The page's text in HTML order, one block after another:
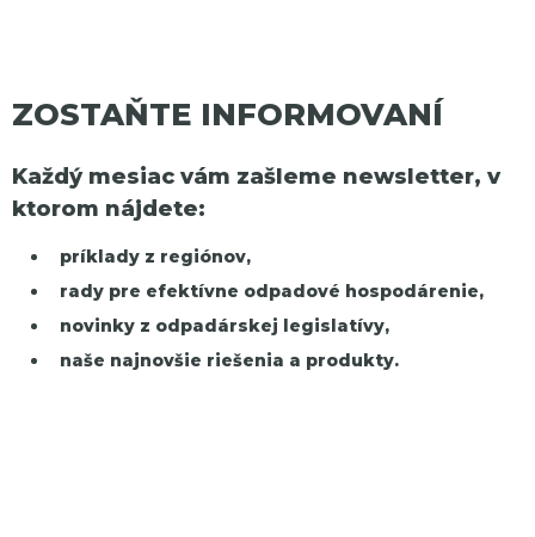
ZOSTAŇTE INFORMOVANÍ
Každý mesiac vám zašleme newsletter, v
ktorom nájdete:
príklady z regiónov,
rady pre efektívne odpadové hospodárenie,
novinky z odpadárskej legislatívy,
naše najnovšie riešenia a produkty.